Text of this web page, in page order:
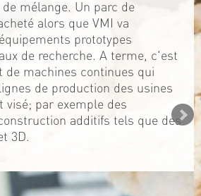
mélange. Un parc de
alors que VMI va
prototypes
de recherche. A terme, c'est
de machines continues qui
de production des usines
visé; par exemple des
additifs tels que des
3D.